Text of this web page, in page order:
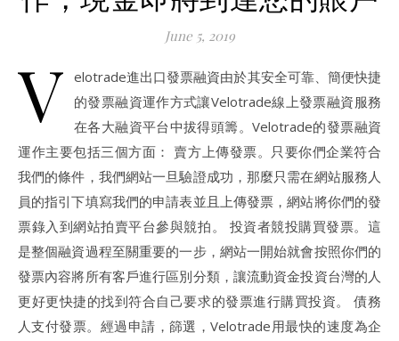
June 5, 2019
V elotrade進出口發票融資由於其安全可靠、簡便快捷
的發票融資運作方式讓Velotrade線上發票融資服務
在各大融資平台中拔得頭籌。Velotrade的發票融資
運作主要包括三個方面： 賣方上傳發票。只要你們企業符合
我們的條件，我們網站一旦驗證成功，那麼只需在網站服務人
員的指引下填寫我們的申請表並且上傳發票，網站將你們的發
票錄入到網站拍賣平台參與競拍。 投資者競投購買發票。這
是整個融資過程至關重要的一步，網站一開始就會按照你們的
發票內容將所有客戶進行區別分類，讓流動資金投資台灣的人
更好更快捷的找到符合自己要求的發票進行購買投資。 債務
人支付發票。經過申請，篩選，Velotrade用最快的速度為企